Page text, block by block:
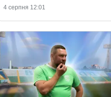
4 серпня 12:01